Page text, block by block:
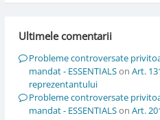
Ultimele comentarii
Probleme controversate
mandat - ESSENTIALSon Art.
reprezentantului
Probleme controversate
mandat - ESSENTIALSon Art.